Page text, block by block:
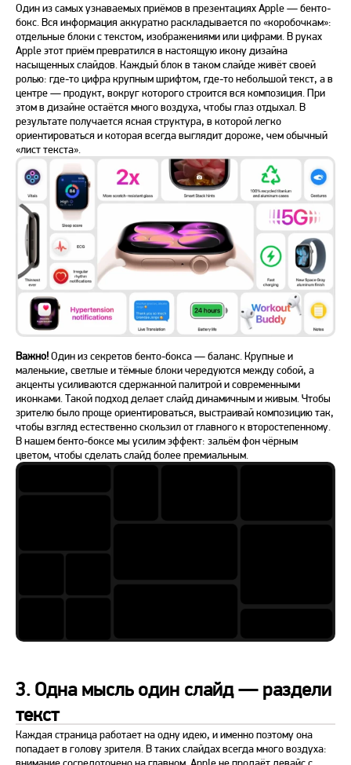
Один из самых узнаваемых приёмов в презентациях Apple — бенто-
бокс. Вся информация аккуратно раскладывается по «коробочкам»:
отдельные блоки с текстом, изображениями или цифрами. В руках
Apple этот приём превратился в настоящую икону дизайна
насыщенных слайдов. Каждый блок в таком слайде живёт своей
ролью: где-то цифра крупным шрифтом, где-то небольшой текст, а в
центре — продукт, вокруг которого строится вся композиция. При
этом в дизайне остаётся много воздуха, чтобы глаз отдыхал. В
результате получается ясная структура, в которой легко
ориентироваться и которая всегда выглядит дороже, чем обычный
«лист текста».
Важно!Один из секретов бенто-бокса — баланс. Крупные и
маленькие, светлые и тёмные блоки чередуются между собой, а
акценты усиливаются сдержанной палитрой и современными
иконками. Такой подход делает слайд динамичным и живым. Чтобы
зрителю было проще ориентироваться, выстраивай композицию так,
чтобы взгляд естественно скользил от главного к второстепенному.
В нашем бенто-боксе мы усилим эффект: зальём фон чёрным
цветом, чтобы сделать слайд более премиальным.
3. Одна мысль один слайд — раздели
текст
Каждая страница работает на одну идею, и именно поэтому она
попадает в голову зрителя. В таких слайдах всегда много воздуха:
внимание сосредоточено на главном. Apple не продаёт девайс с